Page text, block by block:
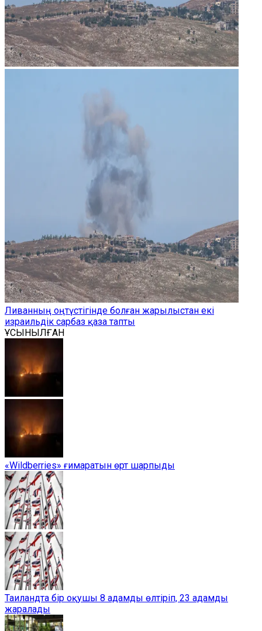
Ливанның оңтүстігінде болған жарылыстан екі
израильдік сарбаз қаза тапты
ҰСЫНЫЛҒАН
«Wildberries» ғимаратын өрт шарпыды
Таиландта бір оқушы 8 адамды өлтіріп, 23 адамды
жаралады